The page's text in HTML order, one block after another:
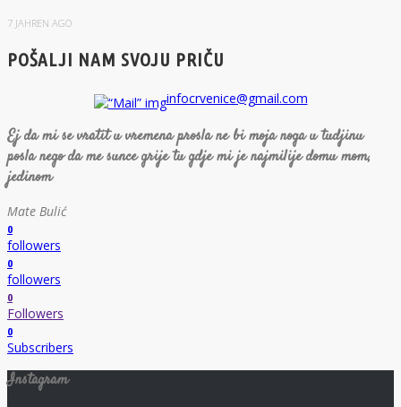
7 JAHREN AGO
POŠALJI NAM SVOJU PRIČU
infocrvenice@gmail.com
Ej da mi se vratit u vremena prosla ne bi moja noga u tudjinu
posla nego da me sunce grije tu gdje mi je najmilije domu mom,
jedinom
Mate Bulić
0
followers
0
followers
0
Followers
0
Subscribers
Instagram